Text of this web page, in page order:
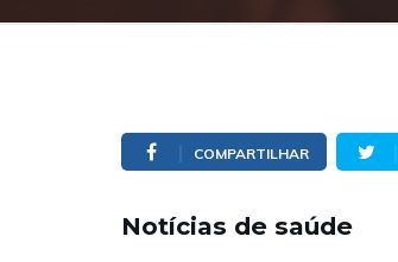
COMPARTILHAR
Notícias de saúde